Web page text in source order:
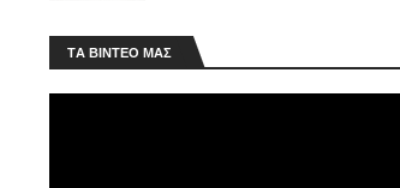
ΤA ΒΙΝΤΕΟ MAΣ